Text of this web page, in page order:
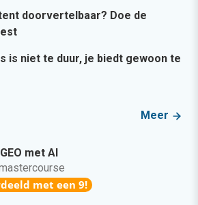
doorvertelbaar? Doe de
is niet te duur, je biedt gewoon te
Meer
met AI
met een 9!